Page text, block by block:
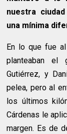
nuestra
una mínima
En lo que fue
planteaban el
Gutiérrez, y
pelea, pero al
los últimos
Cárdenas le
margen. Es de